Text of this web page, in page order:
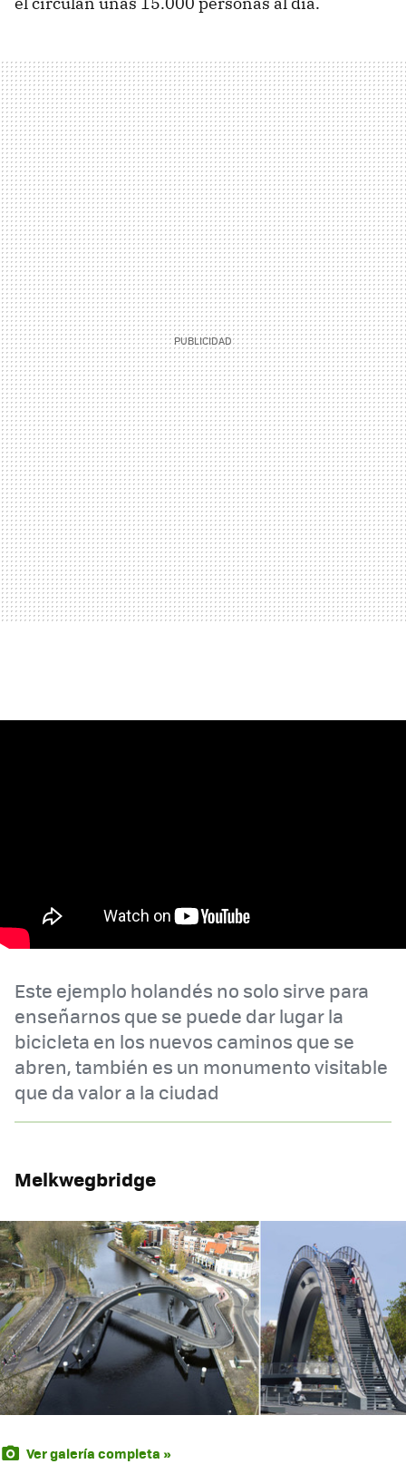
Este ejemplo holandés no solo sirve para
enseñarnos que se puede dar lugar la
bicicleta en los nuevos caminos que se
abren, también es un monumento visitable
que da valor a la ciudad
Melkwegbridge
Ver galería completa »